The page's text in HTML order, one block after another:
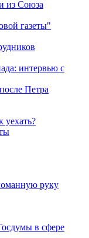
из Союза
газеты"
интервью с
Петра
уехать?
руку
в сфере